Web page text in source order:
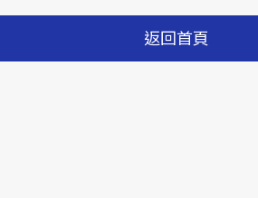
返回首頁